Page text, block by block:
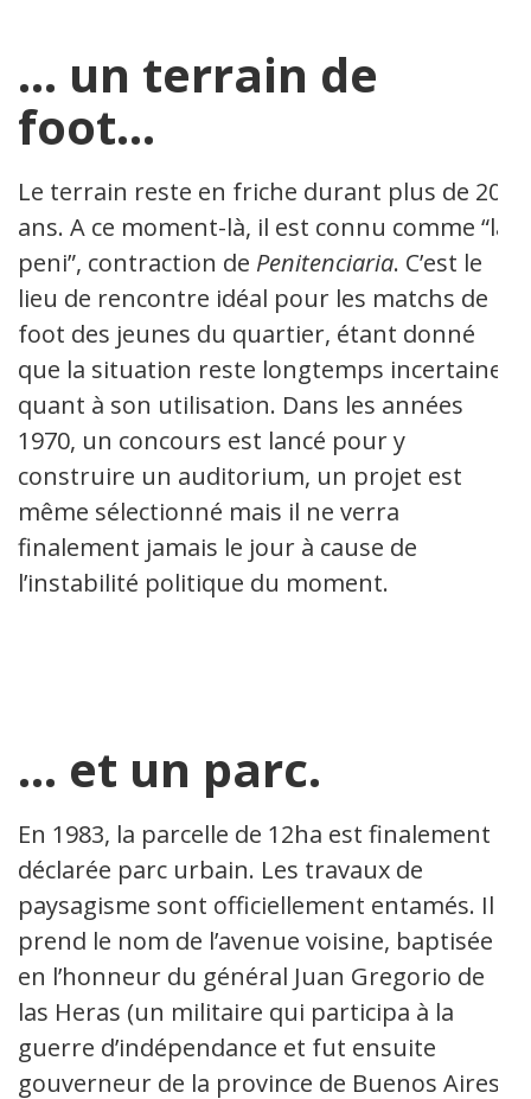
… un terrain de
foot…
Le terrain reste en friche durant plus de 20
ans. A ce moment-là, il est connu comme “la
peni”, contraction de Penitenciaria. C’est le
lieu de rencontre idéal pour les matchs de
foot des jeunes du quartier, étant donné
que la situation reste longtemps incertaine
quant à son utilisation. Dans les années
1970, un concours est lancé pour y
construire un auditorium, un projet est
même sélectionné mais il ne verra
finalement jamais le jour à cause de
l’instabilité politique du moment.
… et un parc.
En 1983, la parcelle de 12ha est finalement
déclarée parc urbain. Les travaux de
paysagisme sont officiellement entamés. Il
prend le nom de l’avenue voisine, baptisée
en l’honneur du général Juan Gregorio de
las Heras (un militaire qui participa à la
guerre d’indépendance et fut ensuite
gouverneur de la province de Buenos Aires).